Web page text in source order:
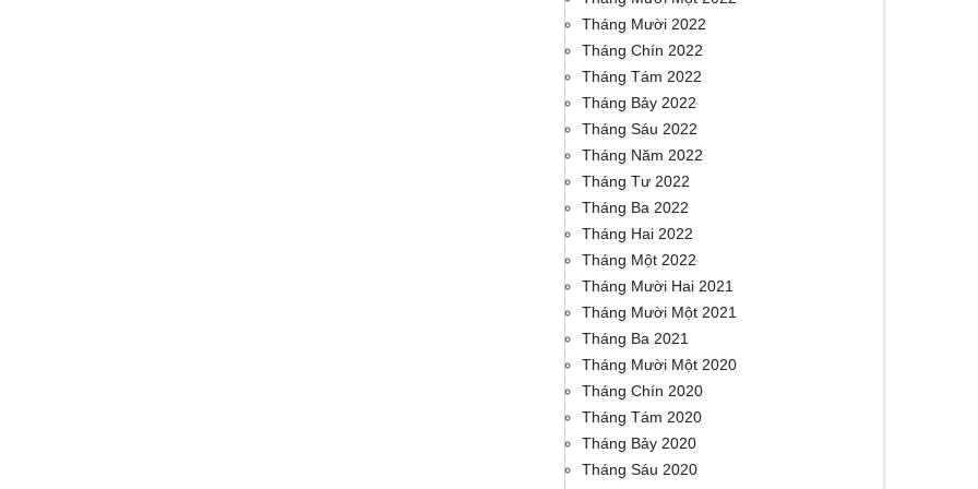
Tháng Mười 2022
Tháng Chín 2022
Tháng Tám 2022
Tháng Bảy 2022
Tháng Sáu 2022
Tháng Năm 2022
Tháng Tư 2022
Tháng Ba 2022
Tháng Hai 2022
Tháng Một 2022
Tháng Mười Hai 2021
Tháng Mười Một 2021
Tháng Ba 2021
Tháng Mười Một 2020
Tháng Chín 2020
Tháng Tám 2020
Tháng Bảy 2020
Tháng Sáu 2020